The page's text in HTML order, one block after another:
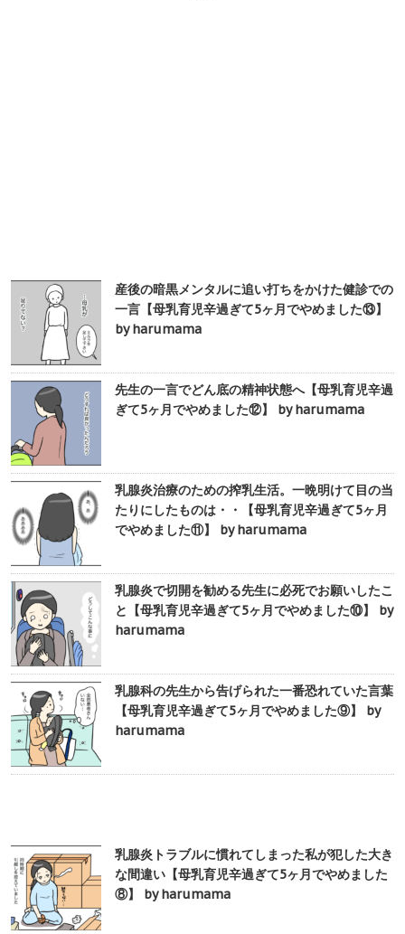
産後の暗黒メンタルに追い打ちをかけた健診での
一言【母乳育児辛過ぎて5ヶ月でやめました⑬】
by harumama
先生の一言でどん底の精神状態へ【母乳育児辛過
ぎて5ヶ月でやめました⑫】 by harumama
乳腺炎治療のための搾乳生活。一晩明けて目の当
たりにしたものは・・【母乳育児辛過ぎて5ヶ月
でやめました⑪】 by harumama
乳腺炎で切開を勧める先生に必死でお願いしたこ
と【母乳育児辛過ぎて5ヶ月でやめました⑩】 by
harumama
乳腺科の先生から告げられた一番恐れていた言葉
【母乳育児辛過ぎて5ヶ月でやめました⑨】 by
harumama
乳腺炎トラブルに慣れてしまった私が犯した大き
な間違い【母乳育児辛過ぎて5ヶ月でやめました
⑧】 by harumama